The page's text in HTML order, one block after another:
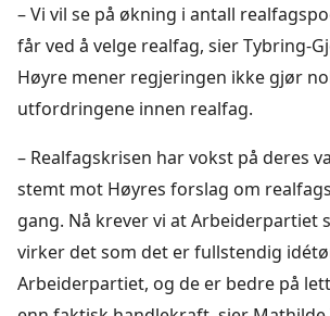
– Vi vil se på økning i antall
får ved å velge realfag, sier Tybring-
Høyre mener regjeringen ikke gjør
utfordringene innen realfag.
– Realfagskrisen har vokst på deres
stemt mot Høyres forslag om
gang. Nå krever vi at Arbeiderpartiet
virker det som det er fullstendig
Arbeiderpartiet, og de er bedre på